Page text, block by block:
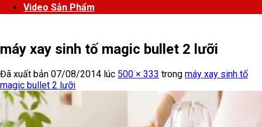
Video Sản Phẩm
máy xay sinh tố magic bullet 2 lưỡi
Đã xuất bản 07/08/2014 lúc 500 × 333 trong máy xay sinh tố
magic bullet 2 lưỡi